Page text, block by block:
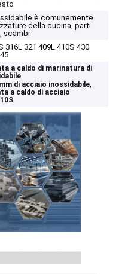
è comunemente
della cucina, parti
scambi
316L 321 409L 410S 430
a caldo di marinatura di
di acciaio inossidabile,
a caldo di acciaio